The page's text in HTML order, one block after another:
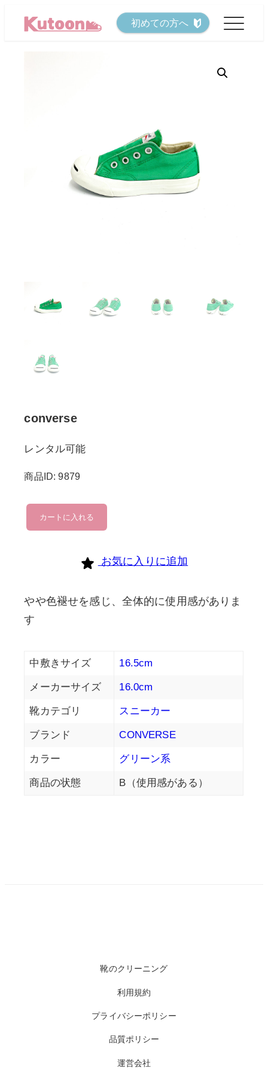
初めての方へ
converse
レンタル可能
商品ID: 9879
converse
個
カートに入れる
お気に入りに追加
やや色褪せを感じ、全体的に使用感がありま
す
中敷きサイズ 16.5cm
メーカーサイズ 16.0cm
靴カテゴリ スニーカー
ブランド CONVERSE
カラー グリーン系
商品の状態 B（使用感がある）
靴のクリーニング
利用規約
プライバシーポリシー
品質ポリシー
運営会社